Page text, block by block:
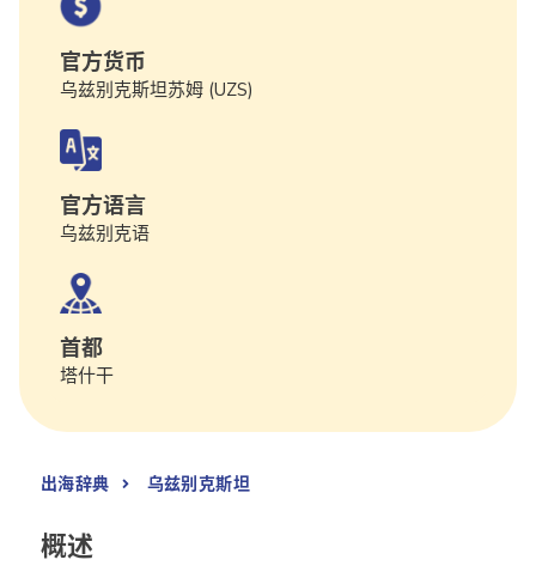
官方货币
乌兹别克斯坦苏姆 (UZS)
官方语言
乌兹别克语
首都
塔什干
出海辞典 乌兹别克斯坦
概述